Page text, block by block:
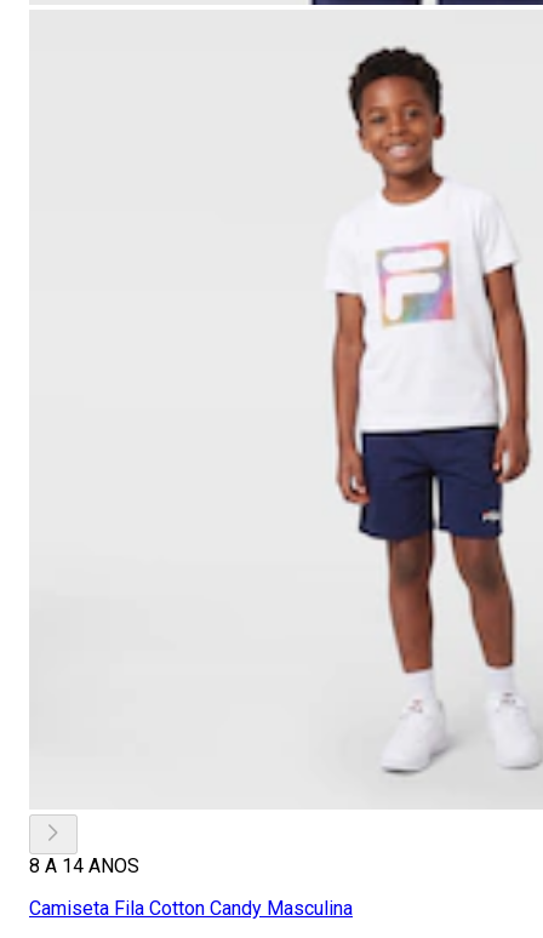
8 A 14 ANOS
Camiseta Fila Cotton Candy Masculina